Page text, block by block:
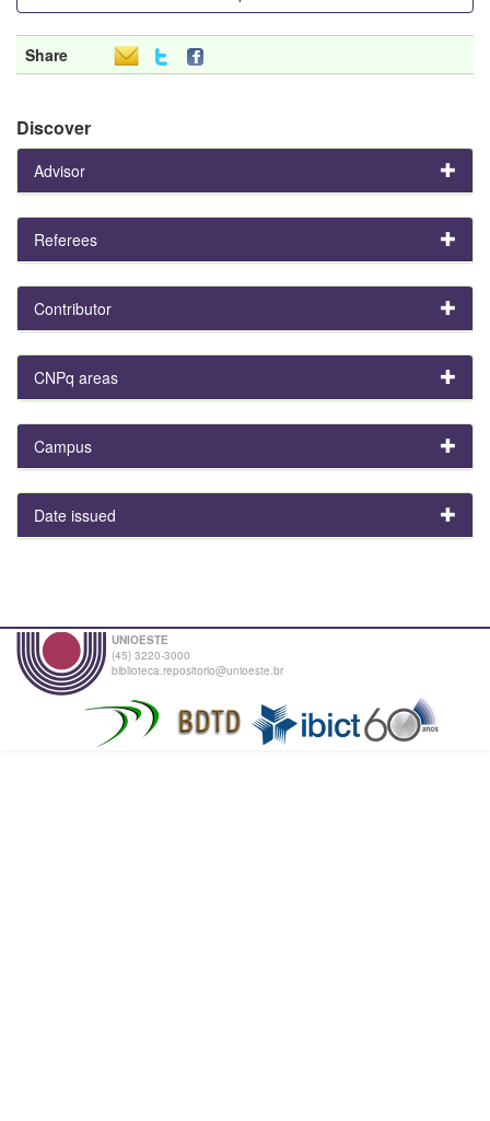
Share
Discover
Advisor
Referees
Contributor
CNPq areas
Campus
Date issued
UNIOESTE
(45) 3220-3000
biblioteca.repositorio@unioeste.br